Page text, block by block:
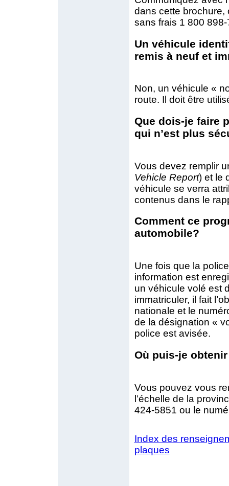
dans cette brochure,
sans frais 1 800
Un véhicule
remis à neuf et
Non, un véhicule «
route. Il doit être
Que dois-je faire
qui n’est plus
Vous devez remplir
Vehicle Report) et le
véhicule se verra
contenus dans le
Comment ce
automobile?
Une fois que la
information est
un véhicule volé est
immatriculer, il fait
nationale et le
de la désignation «
police est avisée.
Où puis-je
Vous pouvez vous
l’échelle de la
424-5851 ou le
Index des
plaques